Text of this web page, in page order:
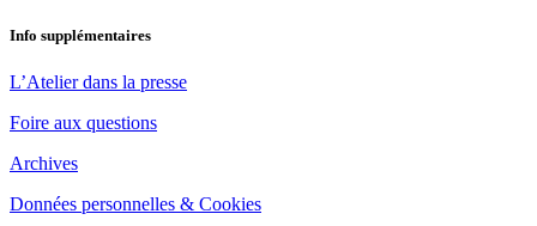
Info supplémentaires
L’Atelier dans la presse
Foire aux questions
Archives
Données personnelles & Cookies